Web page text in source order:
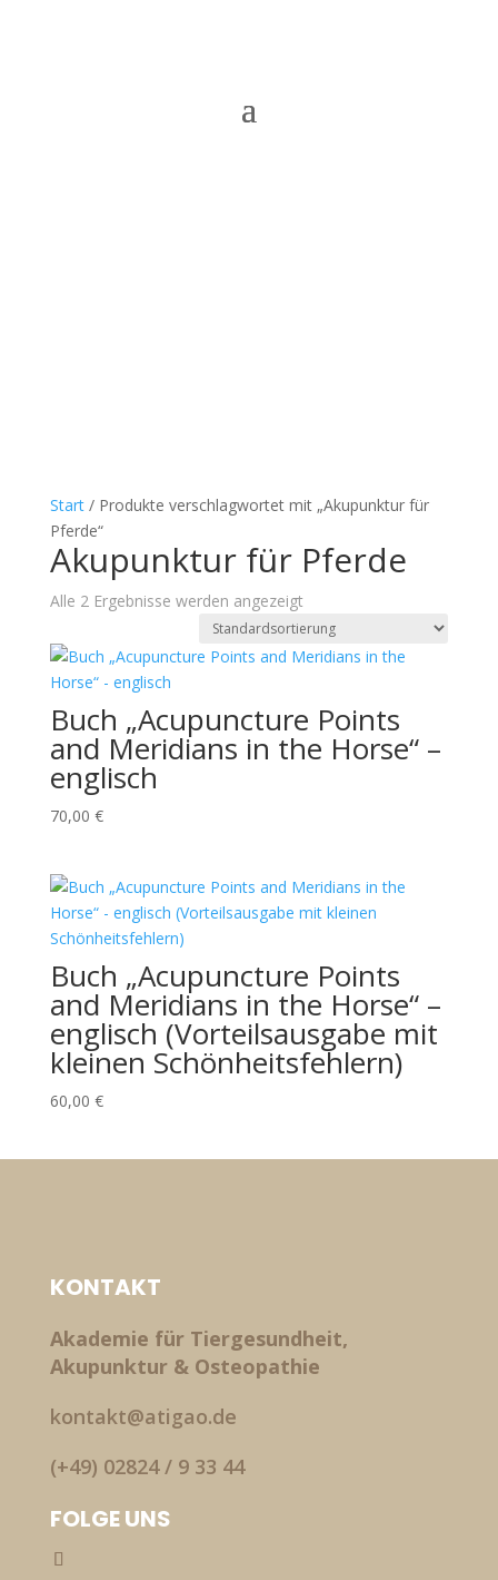
Start/ Produkte verschlagwortet mit „Akupunktur für
Pferde“
Akupunktur für Pferde
Alle 2 Ergebnisse werden angezeigt
Buch „Acupuncture Points
and Meridians in the Horse“ –
englisch
70,00 €
Buch „Acupuncture Points
and Meridians in the Horse“ –
englisch (Vorteilsausgabe mit
kleinen Schönheitsfehlern)
60,00 €
KONTAKT
Akademie für Tiergesundheit,
Akupunktur & Osteopathie
kontakt@atigao.de
(+49) 02824 / 9 33 44
FOLGE UNS